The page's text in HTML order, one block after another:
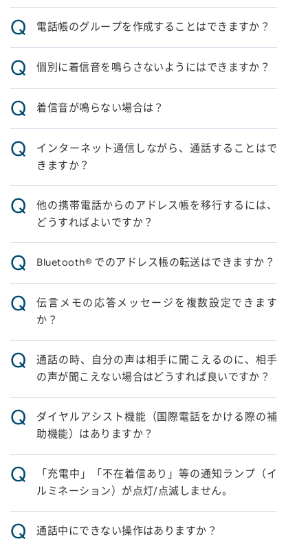
Q 電話帳のグループを作成することはできますか？
Q 個別に着信音を鳴らさないようにはできますか？
Q 着信音が鳴らない場合は？
Q
インターネット通信しながら、通話することはで
きますか？
Q
他の携帯電話からのアドレス帳を移行するには、
どうすればよいですか？
Q Bluetooth® でのアドレス帳の転送はできますか？
Q
伝言メモの応答メッセージを複数設定できます
か？
Q
通話の時、自分の声は相手に聞こえるのに、相手
の声が聞こえない場合はどうすれば良いですか？
Q
ダイヤルアシスト機能（国際電話をかける際の補
助機能）はありますか？
Q
「充電中」「不在着信あり」等の通知ランプ（イ
ルミネーション）が点灯/点滅しません。
Q 通話中にできない操作はありますか？